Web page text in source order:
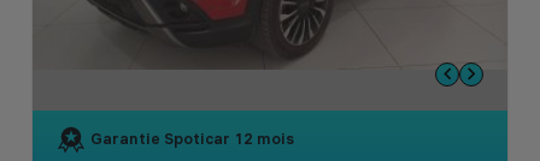
Garantie Spoticar 12 mois